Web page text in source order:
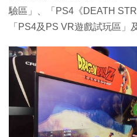
驗區」、「PS4《DEATH
「PS4及PS VR遊戲試玩區」